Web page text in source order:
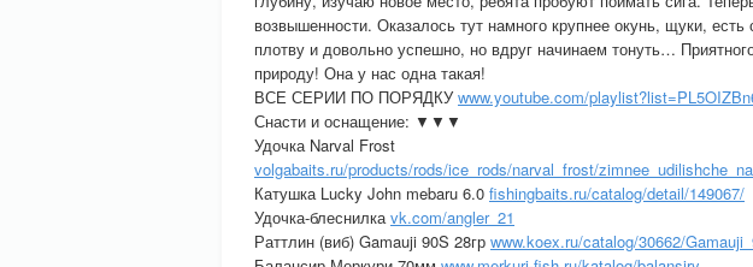
возвышенности. Оказалось тут намного крупнее окунь, щуки,
плотву и довольно успешно, но вдруг начинаем тонуть…
природу! Она у нас одна такая!
ВСЕ СЕРИИ ПО ПОРЯДКУ www.youtube.com/
Снасти и оснащение: ▼▼▼
Удочка Narval Frost
volgabaits.ru/products/rods/ice_rods/narval_frost/
Катушка Lucky John mebaru 6.0 fishingbaits.ru/catalog/detail/149067/
Удочка-блеснилкаvk.com/angler_21
Раттлин (виб) Gamauji 90S 28гр www.koex.ru/catalog/30662/